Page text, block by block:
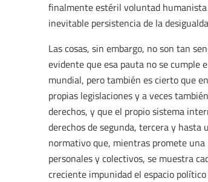
finalmente estéril voluntad
inevitable persistencia de la
Las cosas, sin embargo, no son tan
evidente que esa pauta no se cumple
mundial, pero también es cierto que
propias legislaciones y a veces
derechos, y que el propio sistema
derechos de segunda, tercera y hasta
normativo que, mientras promete una
personales y colectivos, se muestra
creciente impunidad el espacio